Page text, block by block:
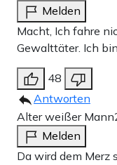
Melden
Macht, Ich fahre
Gewalttäter. Ich
48
Antworten
Alter weißer Mann
Melden
Da wird dem Merz